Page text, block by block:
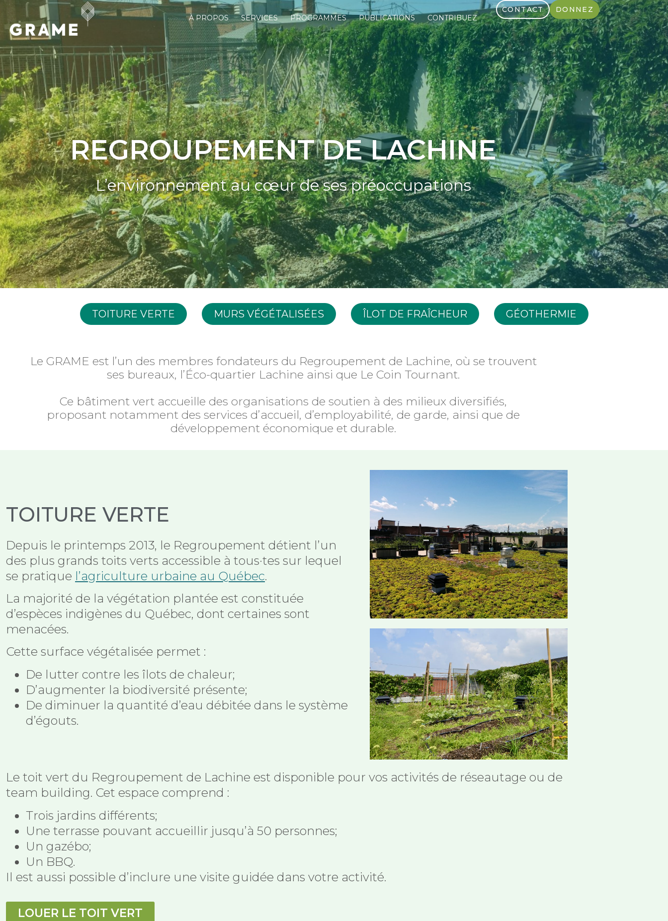
À PROPOS SERVICES PROGRAMMES PUBLICATIONS CONTRIBUEZ
CONTACT DONNEZ
REGROUPEMENT DE LACHINE
L’environnement au cœur de ses préoccupations
TOITURE VERTE MURS VÉGÉTALISÉES ÎLOT DE FRAÎCHEUR GÉOTHERMIE
Le GRAME est l’un des membres fondateurs du Regroupement de Lachine, où se trouvent
ses bureaux, l’Éco-quartier Lachine ainsi que Le Coin Tournant.
Ce bâtiment vert accueille des organisations de soutien à des milieux diversifiés,
proposant notamment des services d’accueil, d’employabilité, de garde, ainsi que de
développement économique et durable.
TOITURE VERTE
Depuis le printemps 2013, le Regroupement détient l’un
des plus grands toits verts accessible à tous·tes sur lequel
se pratique l’agriculture urbaine au Québec.
La majorité de la végétation plantée est constituée
d’espèces indigènes du Québec, dont certaines sont
menacées.
Cette surface végétalisée permet :
De lutter contre les îlots de chaleur;
D’augmenter la biodiversité présente;
De diminuer la quantité d’eau débitée dans le système
d’égouts.
Le toit vert du Regroupement de Lachine est disponible pour vos activités de réseautage ou de
team building. Cet espace comprend :
Trois jardins différents;
Une terrasse pouvant accueillir jusqu’à 50 personnes;
Un gazébo;
Un BBQ.
Il est aussi possible d’inclure une visite guidée dans votre activité.
LOUER LE TOIT VERT